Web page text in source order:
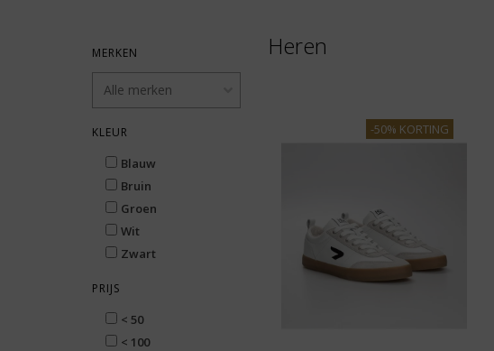
MERKEN
KLEUR
Blauw
Bruin
Groen
Wit
Zwart
PRIJS
< 50
< 100
Heren
-50% KORTING